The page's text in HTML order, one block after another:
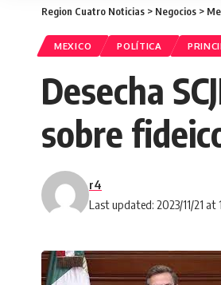
Region Cuatro Noticias > Negocios >
MEXICO POLÍTICA
Desecha
sobre
Last updated: 2023/11/21 at
r4